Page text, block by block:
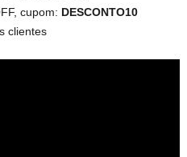
cupom: DESCONTO10
clientes